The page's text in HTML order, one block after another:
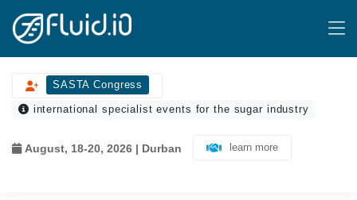
SASTA Congress
international specialist events for the sugar industry
August, 18-20, 2026 | Durban learn more